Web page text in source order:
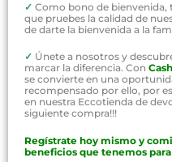
✓ Como bono de bienvenida,
que pruebes la calidad de
de darte la bienvenida a la
✓ Únete a nosotros y
marcar la diferencia. Con
se convierte en una
recompensado por ello, por
en nuestra Eccotienda de
siguiente compra!!!
Regístrate hoy mismo y
beneficios que tenemos para